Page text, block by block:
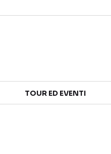
TOUR ED EVENTI